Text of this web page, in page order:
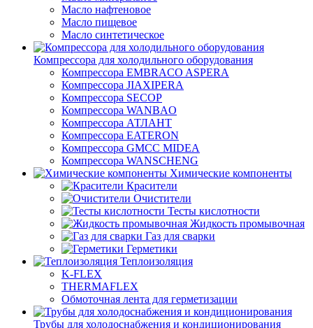
Масло нафтеновое
Масло пищевое
Масло синтетическое
Компрессора для холодильного оборудования
Компрессора EMBRACO ASPERA
Компрессора JIAXIPERA
Компрессора SECOP
Компрессора WANBAO
Компрессора АТЛАНТ
Компрессора EATERON
Компрессора GMCC MIDEA
Компрессора WANSCHENG
Химические компоненты
Красители
Очистители
Тесты кислотности
Жидкость промывочная
Газ для сварки
Герметики
Теплоизоляция
K-FLEX
THERMAFLEX
Обмоточная лента для герметизации
Трубы для холодоснабжения и кондиционирования